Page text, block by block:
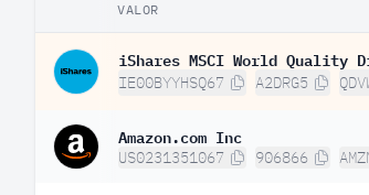
VALOR
iShares MSCI World Quality
IE00BYYHSQ67 A2DRG5
Amazon.com Inc
US0231351067 906866